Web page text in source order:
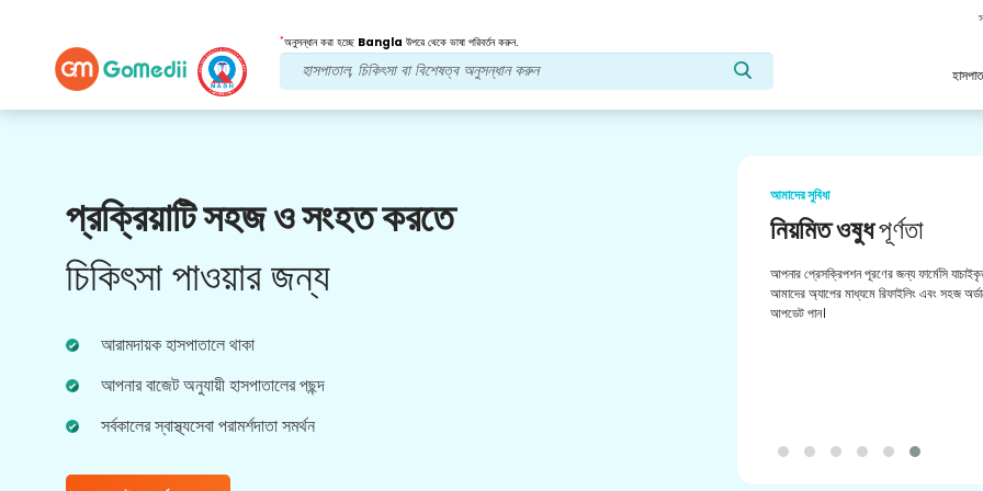
*অনুসন্ধান করা হচ্ছে Bangla উপরে থেকে ভাষা পরিবর্তন করুন.
প্রক্রিয়াটি সহজ ও সংহত করতে
চিকিৎসা পাওয়ার জন্য
আরামদায়ক হাসপাতালে থাকা
আপনার বাজেট অনুযায়ী হাসপাতালের পছন্দ
সর্বকালের স্বাস্থ্যসেবা পরামর্শদাতা সমর্থন
আমাদের সুবিধা
বহুভাষিক অ্যাপসমর্থন
আমাদের বহুভাষিক GoMedii অ্যাপটি ডাউনলোড করুন যা
আপনাকে আপনার চিকিত্সার যাত্রা আরও ভাল এবং নির্ভুলভাবে
আমাদের সুবিধা
নিয়মিত ওষুধপূর্ণতা
আপনার প্রেসক্রিপশন পূরণের জন্য ফার্মেসি
আমাদের অ্যাপের মাধ্যমে রিফাইলিং এবং সহজ
আপডেট পান।